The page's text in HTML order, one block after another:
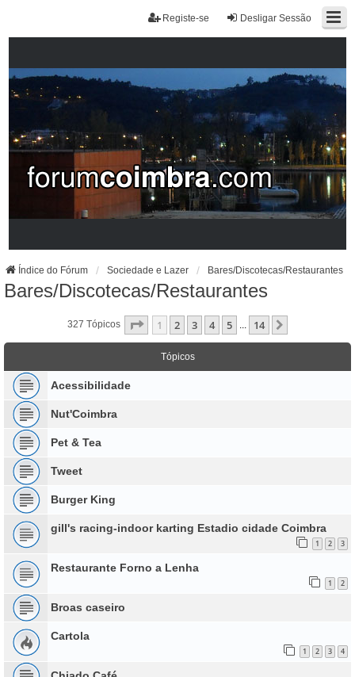
Desligar Sessão
Registe-se
Índice do Fórum Sociedade e Lazer Bares/Discotecas/Restaurantes
Bares/Discotecas/Restaurantes
327 Tópicos Página De 14
1 2 3 4 5 ... 14
Tópicos
Acessibilidade
Nut'Coimbra
Pet & Tea
Tweet
Burger King
gill's racing-indoor karting Estadio cidade Coimbra
1 2 3
Restaurante Forno a Lenha
1 2
Broas caseiro
Cartola
1 2 3 4